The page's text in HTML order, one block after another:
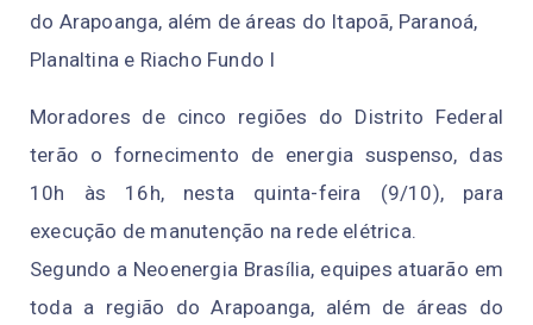
do Arapoanga, além de áreas do Itapoã, Paranoá,
Planaltina e Riacho Fundo I
Moradores de cinco regiões do Distrito Federal
terão o fornecimento de energia suspenso, das
10h às 16h, nesta quinta-feira (9/10), para
execução de manutenção na rede elétrica.
Segundo a Neoenergia Brasília, equipes atuarão em
toda a região do Arapoanga, além de áreas do